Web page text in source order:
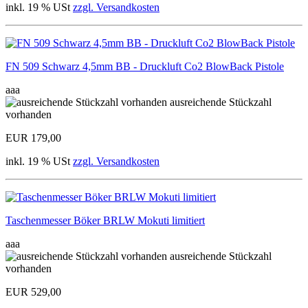
inkl. 19 % USt zzgl. Versandkosten
FN 509 Schwarz 4,5mm BB - Druckluft Co2 BlowBack Pistole
aaa
ausreichende Stückzahl
vorhanden
EUR 179,00
inkl. 19 % USt zzgl. Versandkosten
Taschenmesser Böker BRLW Mokuti limitiert
aaa
ausreichende Stückzahl
vorhanden
EUR 529,00